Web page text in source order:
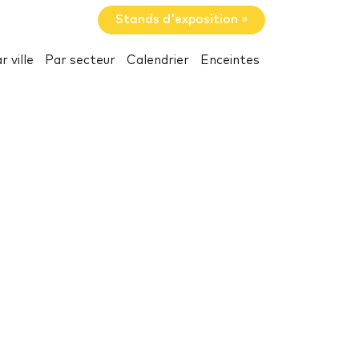
Stands d'exposition »
ville Par secteur Calendrier Enceintes